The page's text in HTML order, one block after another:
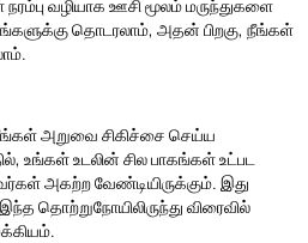
வழியாக ஊசி மூலம் மருந்துகளை
தொடரலாம், அதன் பிறகு, நீங்கள்
அறுவை சிகிச்சை செய்ய
உங்கள் உடலின் சில பாகங்கள் உட்பட
அகற்ற வேண்டியிருக்கும். இது
தொற்றுநோயிலிருந்து விரைவில்